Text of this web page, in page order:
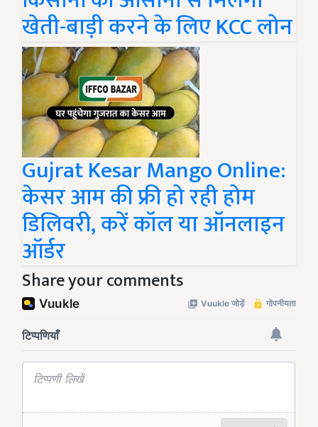
खेती-बाड़ी करने के लिए KCC लोन
Gujrat Kesar Mango Online:
केसर आम की फ्री हो रही होम
डिलिवरी, करें कॉल या ऑनलाइन
ऑर्डर
Share your comments